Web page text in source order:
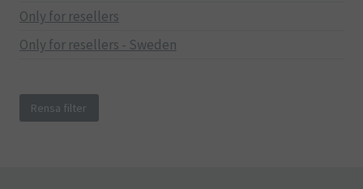
Only for resellers
Only for resellers - Sweden
Rensa filter